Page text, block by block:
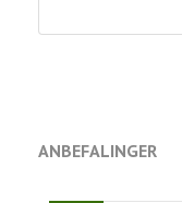
ANBEFALINGER